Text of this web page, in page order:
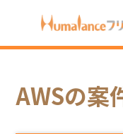
HOME AWS
AWSの案